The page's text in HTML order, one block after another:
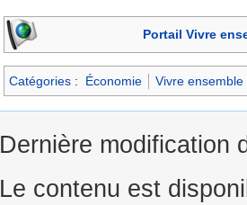
Portail Vivre
Catégories : Économie Vivre ensemble
Dernière modification
Le contenu est